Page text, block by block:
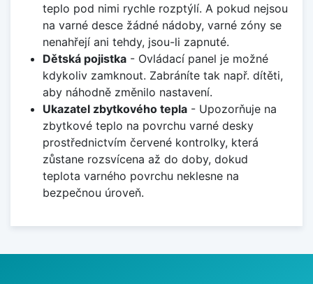
teplo pod nimi rychle rozptýlí. A pokud nejsou
na varné desce žádné nádoby, varné zóny se
nenahřejí ani tehdy, jsou-li zapnuté.
Dětská pojistka- Ovládací panel je možné
kdykoliv zamknout. Zabráníte tak např. dítěti,
aby náhodně změnilo nastavení.
Ukazatel zbytkového tepla- Upozorňuje na
zbytkové teplo na povrchu varné desky
prostřednictvím červené kontrolky, která
zůstane rozsvícena až do doby, dokud
teplota varného povrchu neklesne na
bezpečnou úroveň.